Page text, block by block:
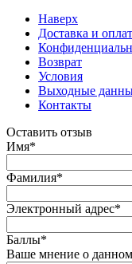
Наверх
Доставка и
Возврат
Условия
Выходные
Контакты
Оставить отзыв
Имя*
Фамилия*
Электронный адрес*
Баллы*
Ваше мнение о